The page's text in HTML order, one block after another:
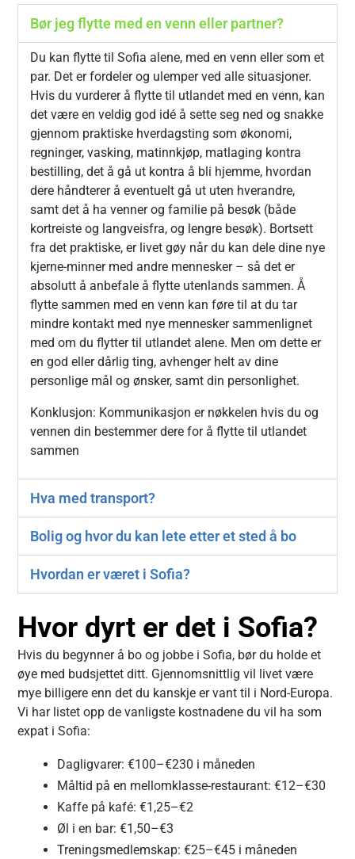
Bør jeg flytte med en venn eller partner?
Du kan flytte til Sofia alene, med en venn eller som et
par. Det er fordeler og ulemper ved alle situasjoner.
Hvis du vurderer å flytte til utlandet med en venn, kan
det være en veldig god idé å sette seg ned og snakke
gjennom praktiske hverdagsting som økonomi,
regninger, vasking, matinnkjøp, matlaging kontra
bestilling, det å gå ut kontra å bli hjemme, hvordan
dere håndterer å eventuelt gå ut uten hverandre,
samt det å ha venner og familie på besøk (både
kortreiste og langveisfra, og lengre besøk). Bortsett
fra det praktiske, er livet gøy når du kan dele dine nye
kjerne-minner med andre mennesker – så det er
absolutt å anbefale å flytte utenlands sammen. Å
flytte sammen med en venn kan føre til at du tar
mindre kontakt med nye mennesker sammenlignet
med om du flytter til utlandet alene. Men om dette er
en god eller dårlig ting, avhenger helt av dine
personlige mål og ønsker, samt din personlighet.
Konklusjon: Kommunikasjon er nøkkelen hvis du og
vennen din bestemmer dere for å flytte til utlandet
sammen
Hva med transport?
Bolig og hvor du kan lete etter et sted å bo
Hvordan er været i Sofia?
Hvor dyrt er det i Sofia?
Hvis du begynner å bo og jobbe i Sofia, bør du holde et
øye med budsjettet ditt. Gjennomsnittlig vil livet være
mye billigere enn det du kanskje er vant til i Nord-Europa.
Vi har listet opp de vanligste kostnadene du vil ha som
expat i Sofia:
Dagligvarer: €100–€230 i måneden
Måltid på en mellomklasse-restaurant: €12–€30
Kaffe på kafé: €1,25–€2
Øl i en bar: €1,50–€3
Treningsmedlemskap: €25–€45 i måneden